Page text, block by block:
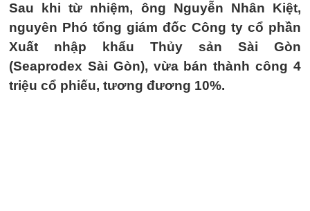
Sau khi từ nhiệm, ông Nguyễn Nhân Kiệt,
nguyên Phó tổng giám đốc Công ty cổ phần
Xuất nhập khẩu Thủy sản Sài Gòn
(Seaprodex Sài Gòn), vừa bán thành công 4
triệu cổ phiếu, tương đương 10%.